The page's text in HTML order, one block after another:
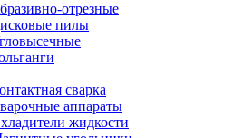
отрезные
пилы
сварка
аппараты
жидкости